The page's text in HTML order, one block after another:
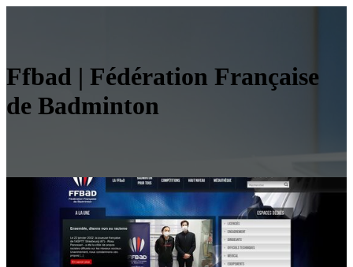
Ffbad | Fédération Française
de Badminton